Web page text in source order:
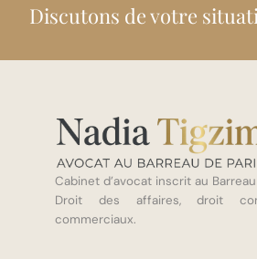
Discutons de votre
Cabinet d’avocat inscrit au Barreau
Droit des affaires, droit
commerciaux.